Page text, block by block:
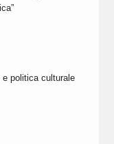
e politica culturale